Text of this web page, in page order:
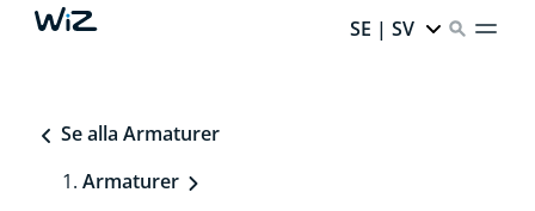
SE | SV
Se alla Armaturer
Armaturer